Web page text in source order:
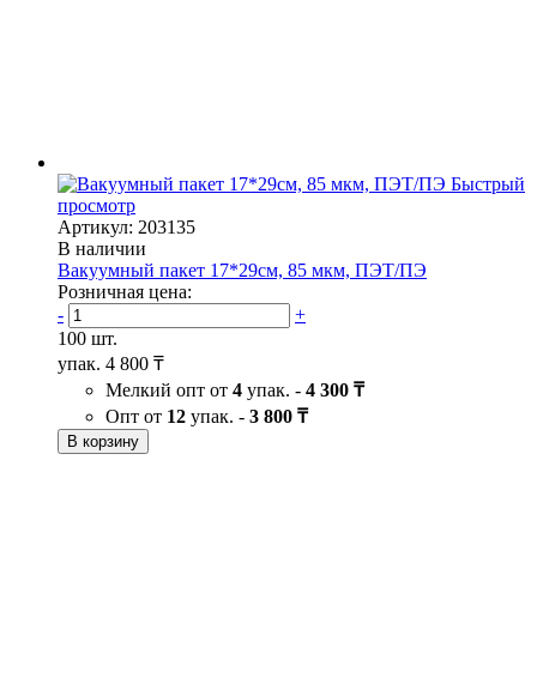
Быстрый
просмотр
Артикул: 203135
В наличии
Вакуумный пакет 17*29см, 85 мкм, ПЭТ/ПЭ
Розничная цена:
-
+
100 шт.
упак. 4 800 ₸
Мелкий опт от 4 упак. - 4 300 ₸
Опт от 12 упак. - 3 800 ₸
В корзину